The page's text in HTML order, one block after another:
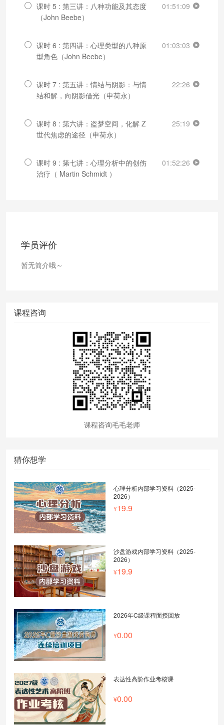
课时 5 : 第三讲：八种功能及其态度
（John Beebe）
01:51:09
课时 6 : 第四讲：心理类型的八种原
型角色（John Beebe）
01:03:03
课时 7 : 第五讲：情结与阴影：与情
结和解，向阴影借光（申荷永）
22:26
课时 8 : 第六讲：盗梦空间，化解 Z
世代焦虑的途径（申荷永）
25:19
课时 9 : 第七讲：心理分析中的创伤
治疗（ Martin Schmidt ）
01:52:26
学员评价
暂无简介哦～
课程咨询
课程咨询毛毛老师
猜你想学
心理分析内部学习资料（2025-
2026）
19.9
沙盘游戏内部学习资料（2025-
2026）
19.9
2026年C级课程面授回放
0.00
表达性高阶作业考核课
0.00